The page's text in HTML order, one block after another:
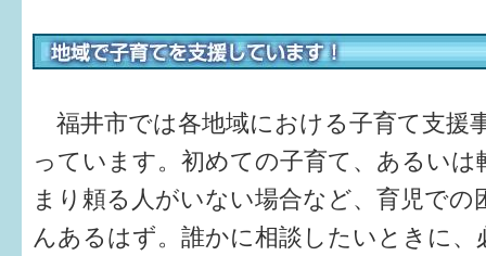
福井市では各地域における子育て支援
っています。初めての子育て、あるいは
まり頼る人がいない場合など、育児で
んあるはず。誰かに相談したいときに、